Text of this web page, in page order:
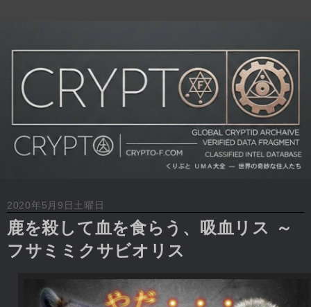
2020年5月9日土曜日
鹿を殺して血を食らう、吸血リス ～
フサミミクサビオリス